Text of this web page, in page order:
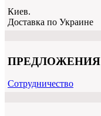
Киев.
Доставка по Украине
ПРЕДЛОЖЕНИЯ
Cотрудничество